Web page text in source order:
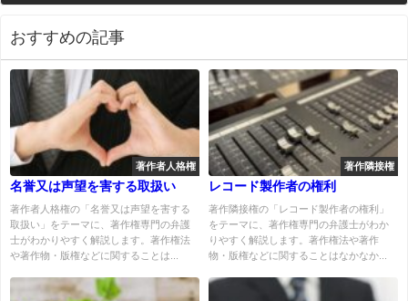
おすすめの記事
著作者人格権
名誉又は声望を害する取扱い
著作者人格権の「名誉又は声望を害する
取扱い」をテーマに、著作権専門の弁護
士がわかりやすく解説します。著作権法
や著作物・版権などに関することは...
著作隣接権
レコード製作者の権利
著作隣接権の「レコード製作者の権利」
をテーマに、著作権専門の弁護士がわか
りやすく解説します。著作権法や著作
物・版権などに関することはなかなか...